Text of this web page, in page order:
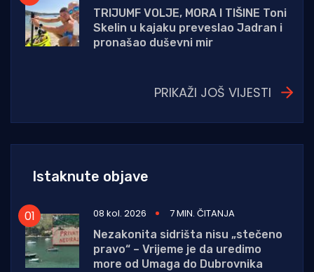
TRIJUMF VOLJE, MORA I TIŠINE Toni
Skelin u kajaku preveslao Jadran i
pronašao duševni mir
PRIKAŽI JOŠ VIJESTI
Istaknute objave
08 kol. 2026
7 MIN. ČITANJA
Nezakonita sidrišta nisu „stečeno
pravo“ – Vrijeme je da uredimo
more od Umaga do Dubrovnika